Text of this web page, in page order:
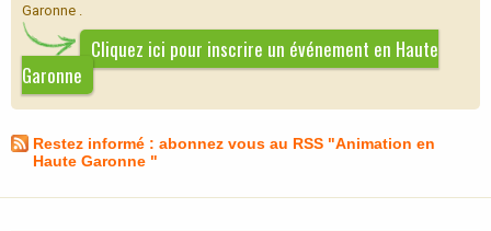
Garonne .
Cliquez ici pour inscrire un événement en Haute
Garonne
Restez informé : abonnez vous au RSS "Animation en
Haute Garonne "